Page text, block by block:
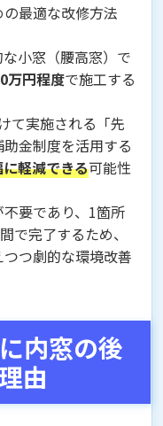
最適な改修方法
小窓（腰高窓）で
万円程度で施工する
て実施される「先
金制度を活用する
軽減できる可能性
要であり、1箇所
で完了するため、
つ劇的な環境改善
内窓の後
由